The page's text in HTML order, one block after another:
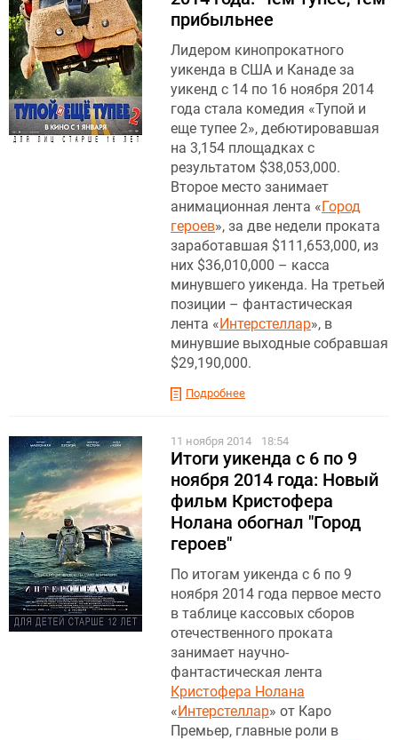
прибыльнее
Лидером кинопрокатного
уикенда в США и Канаде за
уикенд с 14 по 16 ноября 2014
года стала комедия «Тупой и
еще тупее 2», дебютировавшая
на 3,154 площадках с
результатом $38,053,000.
Второе место занимает
анимационная лента «Город
героев», за две недели проката
заработавшая $111,653,000, из
них $36,010,000 – касса
минувшего уикенда. На третьей
позиции – фантастическая
лента «Интерстеллар», в
минувшие выходные собравшая
$29,190,000.
Подробнее
11 ноября 2014 18:54
Итоги уикенда c 6 по 9
ноября 2014 года: Новый
фильм Кристофера
Нолана обогнал "Город
героев"
По итогам уикенда с 6 по 9
ноября 2014 года первое место
в таблице кассовых сборов
отечественного проката
занимает научно-
фантастическая лента
Кристофера Нолана
«Интерстеллар» от Каро
Премьер, главные роли в